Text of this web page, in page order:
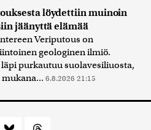
löydettiin muinoin
jäänyttä elämää
Veriputous on
geologinen ilmiö.
läpi purkautuu suolavesiliuosta,
6.8.2026 21:15